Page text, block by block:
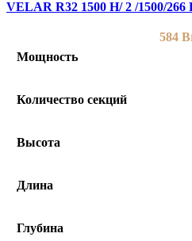
VELAR R32 1500 H/ 2 /1500/266
584
Мощность
Количество секций
Высота
Длина
Глубина